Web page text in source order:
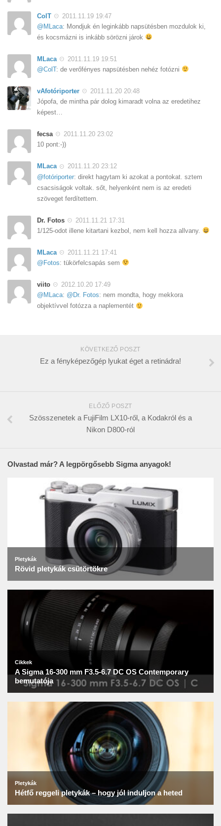
ColT
2011.11.19 19:47
@MLaca: Mondjuk én leginkább napsütésben mozdulok ki,
és kocsmázni is inkább sörözni járok
MLaca
2011.11.19 19:51
@ColT: de verőfényes napsütésben nehéz fotózni
vAfotóriporter
2011.11.20 20:48
Jópofa, de mintha pár dolog kimaradt volna az eredetihez
képest…
fecsa
2011.11.20 23:02
10 pont:-))
MLaca
2011.11.20 23:12
@fotóriporter: direkt hagytam ki azokat a pontokat. sztem
csacsiságok voltak. sőt, helyenként nem is az eredeti
szöveget ferdítettem.
Dr. Fotos
2011.11.21 17:31
‎1/125-odot illene kitartani kezbol, nem kell hozza allvany.
MLaca
2011.11.21 17:41
@Fotos: tükörfelcsapás sem
viito
2012.10.20 17:49
@MLaca: @Dr. Fotos: nem mondta, hogy mekkora
objektívvel fotózza a naplementét
KÖVETKEZŐ POSZT
Ez a fényképezőgép lyukat éget a retinádra!
ELŐZŐ POSZT
Szösszenetek a FujiFilm LX10-ről, a Kodakról és a
Nikon D800-ról
Olvastad már? A legpörgősebb Sigma anyagok!